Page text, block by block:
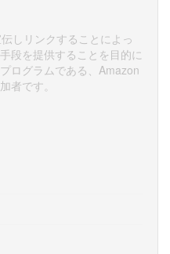
しリンクすることによっ
段を提供することを目的に
ログラムである、Amazon
者です。